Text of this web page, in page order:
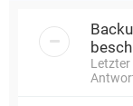
Letzter